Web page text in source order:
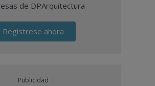
de DPArquitectura
Regístrese ahora
Publicidad